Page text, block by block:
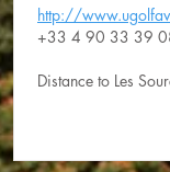
http://
+33 4 90 33 39
Distance to Les